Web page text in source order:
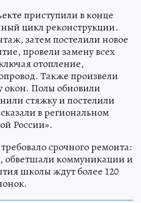
приступили в конце
цикл реконструкции.
затем постелили новое
провели замену всех
отопление,
Также произвели
окон. Полы обновили
стяжку и постелили
в региональном
России».
срочного ремонта:
обветшали коммуникации и
школы ждут более 120